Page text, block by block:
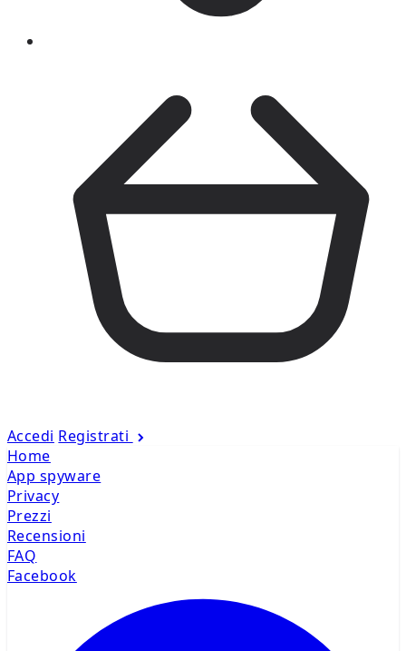
Accedi Registrati
Home
App spyware
Privacy
Prezzi
Recensioni
FAQ
Facebook